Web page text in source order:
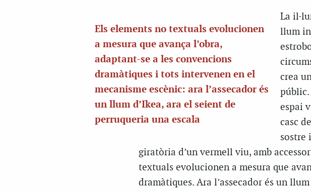
Els elements no textuals evolucionen
a mesura que avança l’obra,
adaptant-se a les convencions
dramàtiques i tots intervenen en el
mecanisme escènic: ara l’assecador és
un llum d’Ikea, ara el seient de
perruqueria una escala
La
llum
crea
públic.
espai
casc
sostre
giratòria d’un vermell viu, amb
textuals evolucionen a mesura que
dramàtiques. Ara l’assecador és un